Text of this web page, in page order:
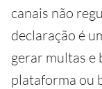
canais não
declaração é
gerar multas e
plataforma ou